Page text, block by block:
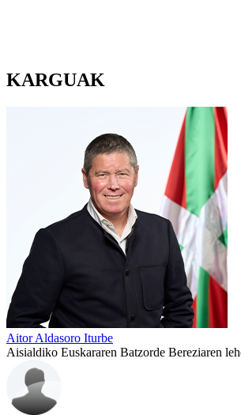
KARGUAK
Aitor Aldasoro Iturbe
Aisialdiko Euskararen Batzorde Bereziaren